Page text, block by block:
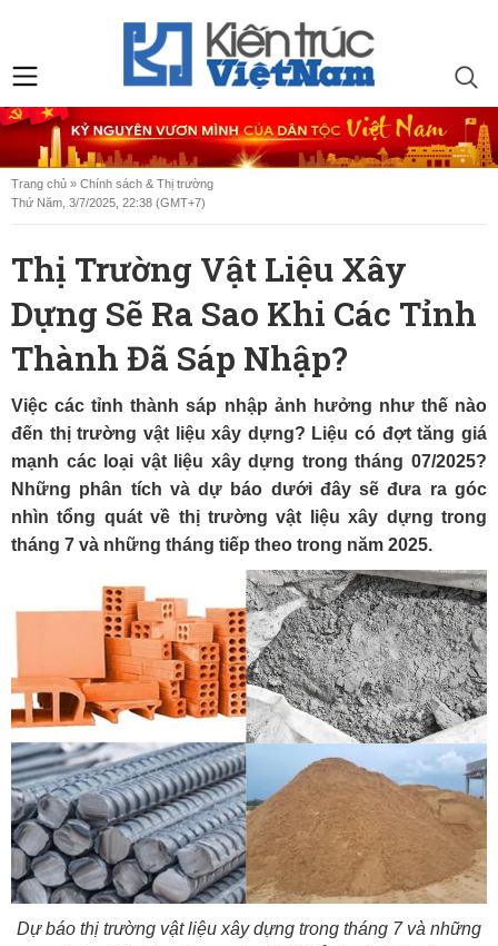
Trang chủ » Chính sách & Thị trường
Thứ Năm, 3/7/2025, 22:38 (GMT+7)
Thị Trường Vật Liệu Xây
Dựng Sẽ Ra Sao Khi Các Tỉnh
Thành Đã Sáp Nhập?
Việc các tỉnh thành sáp nhập ảnh hưởng như thế nào
đến thị trường vật liệu xây dựng? Liệu có đợt tăng giá
mạnh các loại vật liệu xây dựng trong tháng 07/2025?
Những phân tích và dự báo dưới đây sẽ đưa ra góc
nhìn tổng quát về thị trường vật liệu xây dựng trong
tháng 7 và những tháng tiếp theo trong năm 2025.
Dự báo thị trường vật liệu xây dựng trong tháng 7 và những